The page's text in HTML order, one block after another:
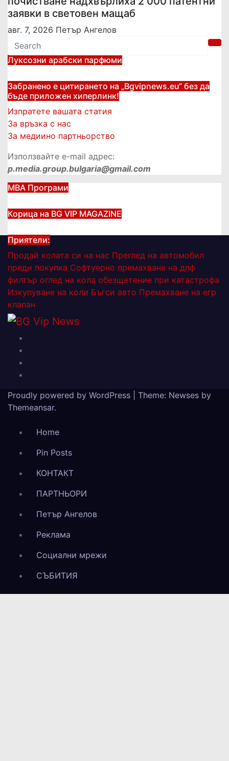
заявки в световен мащаб
авг. 7, 2026 Петър Ангелов
Луксозни арабски парфюми
Забранено е цитирането на „Bgvipnews.eu“ без да
бъде приложен хиперлинк!
Изпратете вашата статия
За връзка с нас
За медиино партньорство
Използвайте e-mail адрес:
p.media.group.bulgaria@gmail.com
МВА Програми
Корица на BG VIP MAGAZINE
Приятели:
Продай колата си на нас Преглед на автомобил
преди покупка Софтуерно премахване на дпф
филтър оглед на кола обезщетение при катастрофа
Изкупуване на коли Бъгси авто Премахване на егр
клапан
Proudly powered by WordPress
Theme: Newses by
Themeansar.
Home
Pin Posts
КОНТАКТ
ПАРТНЬОРИ
Петър Ангелов
Реклама
Социални мрежи
СЪБИТИЯ